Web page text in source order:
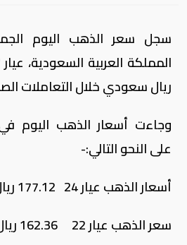
ريال سعودي خلال التعاملات
وجاءت أسعار الذهب اليوم
على النحو التالي:-
أسعار الذهب عيار 24 177.12 ريال
سعر الذهب عيار 22 162.36 ريال